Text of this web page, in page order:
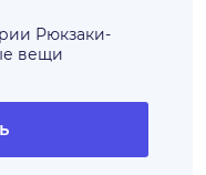
Рюкзаки-
вещи